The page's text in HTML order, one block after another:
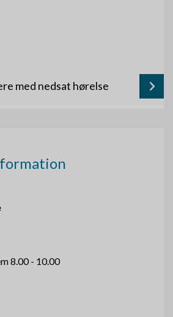
med nedsat hørelse
8.00 - 10.00